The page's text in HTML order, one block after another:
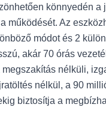
könnyedén a
működését. Az
módot és 2
akár 70 órás
nélküli,
nélkül, a 90
biztosítja a